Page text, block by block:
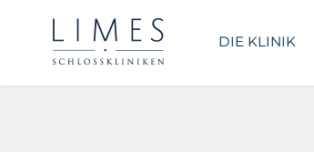
DIE KLINIK